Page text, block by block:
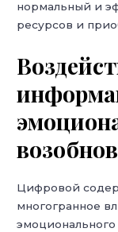
нормальный и
ресурсов и
Цифровой
многогранное